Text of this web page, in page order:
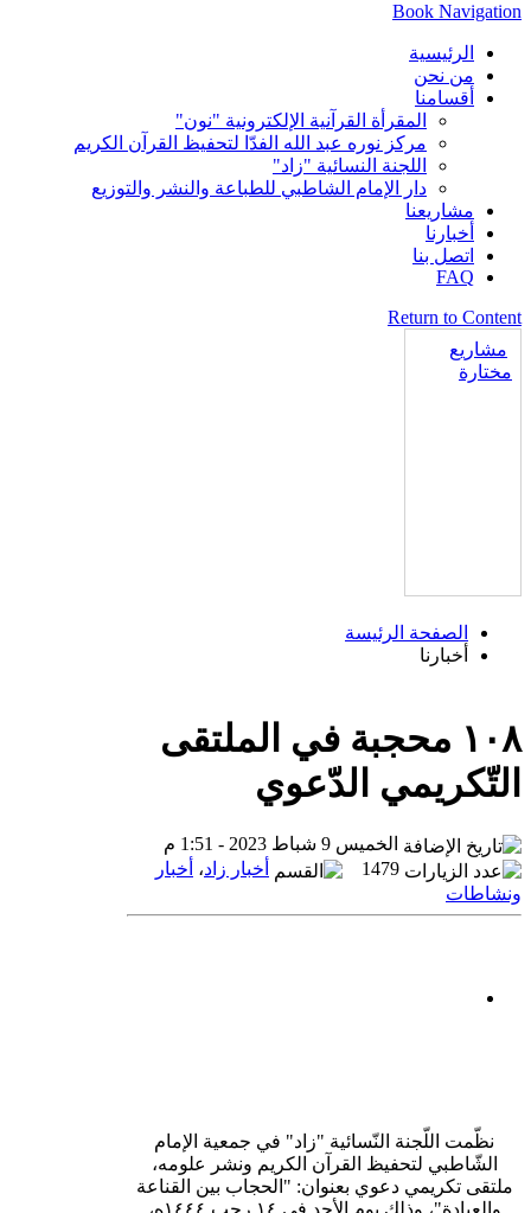
Book
الرئيسية
من نحن
أقسامنا
المقرأة القرآنية الإلكترونية "نون"
مركز نوره عبد الله الفدّا لتحفيظ القرآن الكريم
اللجنة النسائية "زاد"
دار الإمام الشاطبي للطباعة والنشر والتوزيع
مشاريعنا
أخبارنا
اتصل بنا
FAQ
Return to
مشاريع
مختارة
الصفحة الرئيسة
أخبارنا
١٠٨ محجبة في الملتقى
الدّعوي
الخميس 9 شباط 2023 - 1:51 م
1479
أخبار زاد ،أخبار
نظّمت اللّجنة النّسائية "زاد" في جمعية الإمام
الشّاطبي لتحفيظ القرآن الكريم ونشر علومه،
ملتقى تكريمي دعوي بعنوان: "الحجاب بين القناعة
والعبادة"، وذلك يوم الأحد في ١٤ رجب ١٤٤٤ه،